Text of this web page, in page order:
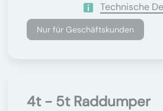
Technische
Nur für Geschäftskunden
4t - 5t Raddumper